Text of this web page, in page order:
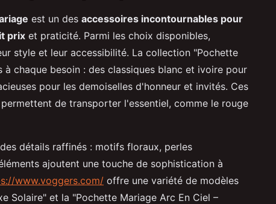
est un des accessoires incontournables pour
prix et praticité. Parmi les choix disponibles,
style et leur accessibilité. La collection "Pochette
chaque besoin : des classiques blanc et ivoire pour
pour les demoiselles d'honneur et invités. Ces
de transporter l'essentiel, comme le rouge
détails raffinés : motifs floraux, perles
ajoutent une touche de sophistication à
www.voggers.com/ offre une variété de modèles
Solaire" et la "Pochette Mariage Arc En Ciel –